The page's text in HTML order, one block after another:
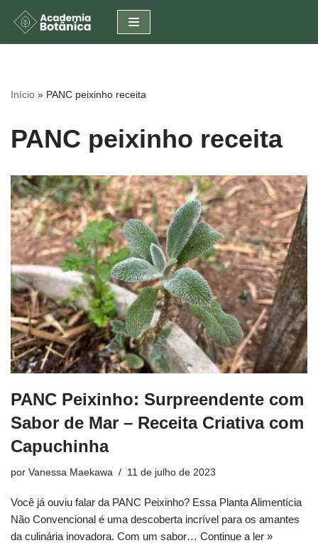
Pular
conteúdo
Início » PANC peixinho receita
PANC peixinho receita
PANC Peixinho: Surpreendente com
Sabor de Mar – Receita Criativa com
Capuchinha
por Vanessa Maekawa 11 de julho de 2023
Você já ouviu falar da PANC Peixinho? Essa Planta Alimentícia
Não Convencional é uma descoberta incrível para os amantes
da culinária inovadora. Com um sabor… Continue a ler »